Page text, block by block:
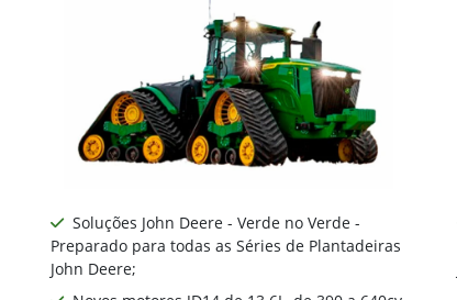
Soluções John Deere - Verde no Verde -
Preparado para todas as Séries de Plantadeiras
John Deere;